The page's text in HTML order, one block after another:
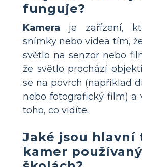
funguje?
Kamera je zařízení,
snímky nebo videa tím,
světlo na senzor nebo
že světlo prochází
se na povrch (například
nebo fotografický film) a
toho, co vidíte.
Jaké jsou hlavní
kamer